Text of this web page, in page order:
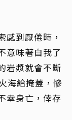
感到厭倦時，
意味著自我了
岩漿就會不斷
海給掩蓋，慘
幸身亡，倖存